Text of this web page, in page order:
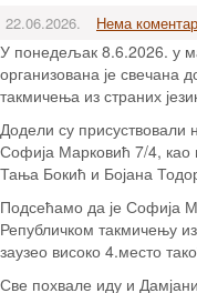
22.06.2026. Нема
У понедељак 8.6.2026. у
организована је свечана
такмичења из страних
Додели су
Софија Марковић 7/4, као
Тања Бокић и Бојана
Подсећамо да је Софија
Републичком такмичењу
заузео високо 4.место
Све похвале иду и